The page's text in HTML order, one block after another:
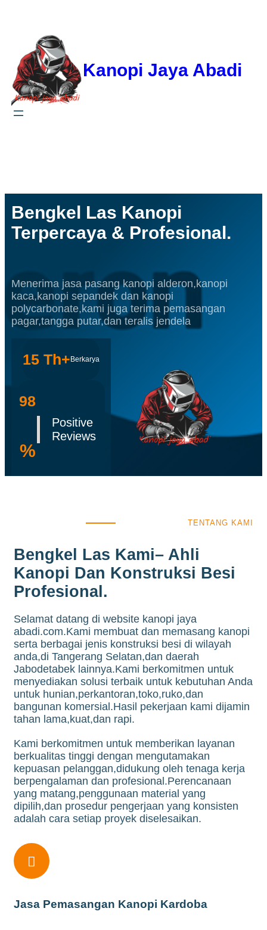
Kanopi Jaya Abadi
Bengkel Las Kanopi
Terpercaya & Profesional.
Menerima jasa pasang kanopi alderon,kanopi
kaca,kanopi sepandek dan kanopi
polycarbonate,kami juga terima pemasangan
pagar,tangga putar,dan teralis jendela
15 Th+ Berkarya
98
%
Positive
Reviews
TENTANG KAMI
Bengkel Las Kami– Ahli
Kanopi Dan Konstruksi Besi
Profesional.
Selamat datang di website kanopi jaya
abadi.com.Kami membuat dan memasang kanopi
serta berbagai jenis konstruksi besi di wilayah
anda,di Tangerang Selatan,dan daerah
Jabodetabek lainnya.Kami berkomitmen untuk
menyediakan solusi terbaik untuk kebutuhan Anda
untuk hunian,perkantoran,toko,ruko,dan
bangunan komersial.Hasil pekerjaan kami dijamin
tahan lama,kuat,dan rapi.
Kami berkomitmen untuk memberikan layanan
berkualitas tinggi dengan mengutamakan
kepuasan pelanggan,didukung oleh tenaga kerja
berpengalaman dan profesional.Perencanaan
yang matang,penggunaan material yang
dipilih,dan prosedur pengerjaan yang konsisten
adalah cara setiap proyek diselesaikan.

Jasa Pemasangan Kanopi Kardoba